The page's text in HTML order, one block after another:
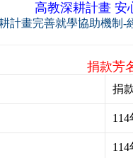
高教深耕計畫 安
計畫完善就學協助機制
捐款芳
捐
114
114